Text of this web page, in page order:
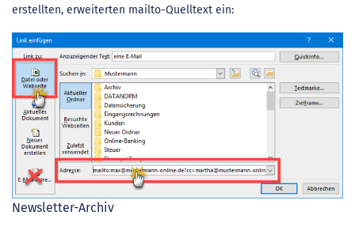
erstellten, erweiterten mailto-Quelltext ein:
Newsletter-Archiv